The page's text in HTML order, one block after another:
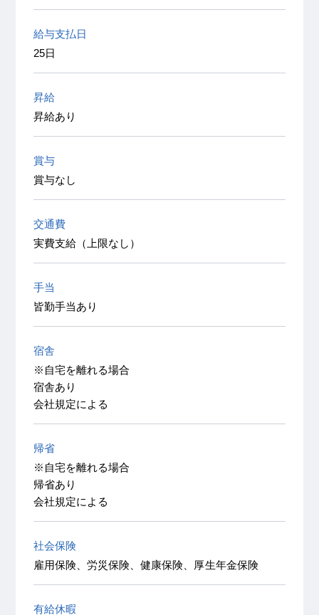
給与支払日
25日
昇給
昇給あり
賞与
賞与なし
交通費
実費支給（上限なし）
手当
皆勤手当あり
宿舎
※自宅を離れる場合
宿舎あり
会社規定による
帰省
※自宅を離れる場合
帰省あり
会社規定による
社会保険
雇用保険、労災保険、健康保険、厚生年金保険
有給休暇